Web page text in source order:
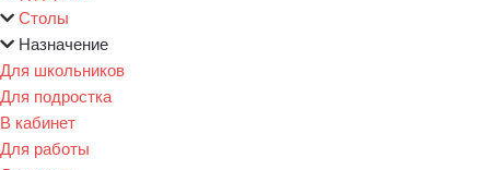
Столы
Назначение
Для школьников
Для подростка
В кабинет
Для работы